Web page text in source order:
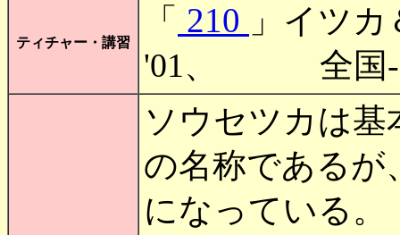
ティチャー・講習
「 210
」イツ
'01、 全国-
ソウセツカは
の名称であるが
になっている。